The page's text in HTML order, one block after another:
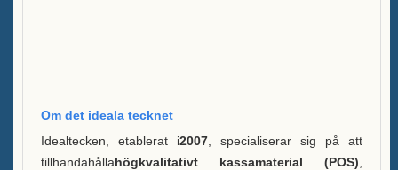
Case C Rullande Iskylare
Fodral B LED-ishink
Om det ideala tecknet
Idealtecken, etablerat i2007 , specialiserar sig på att
tillhandahållahögkvalitativt kassamaterial (POS)